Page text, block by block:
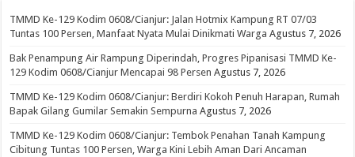
TMMD Ke-129 Kodim 0608/Cianjur: Jalan Hotmix Kampung RT 07/03
Tuntas 100 Persen, Manfaat Nyata Mulai Dinikmati Warga Agustus 7, 2026
Bak Penampung Air Rampung Diperindah, Progres Pipanisasi TMMD Ke-
129 Kodim 0608/Cianjur Mencapai 98 Persen Agustus 7, 2026
TMMD Ke-129 Kodim 0608/Cianjur: Berdiri Kokoh Penuh Harapan, Rumah
Bapak Gilang Gumilar Semakin Sempurna Agustus 7, 2026
TMMD Ke-129 Kodim 0608/Cianjur: Tembok Penahan Tanah Kampung
Cibitung Tuntas 100 Persen, Warga Kini Lebih Aman Dari Ancaman